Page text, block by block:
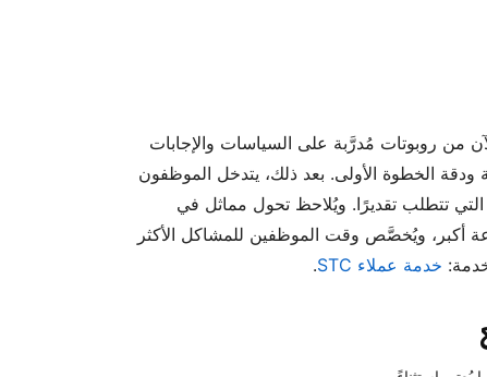
من روبوتات مُدرَّبة على السياسات والإجابات
الخطوة الأولى. بعد ذلك، يتدخل الموظفون
التي تتطلب تقديرًا. ويُلاحظ تحول مماثل في
أكبر، ويُخصَّص وقت الموظفين للمشاكل الأكثر
خدمة عملاء STC .